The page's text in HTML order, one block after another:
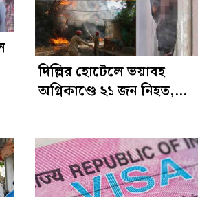
দিল্লির হোটেলে ভয়াবহ
অগ্নিকাণ্ডে ২১ জন নিহত,